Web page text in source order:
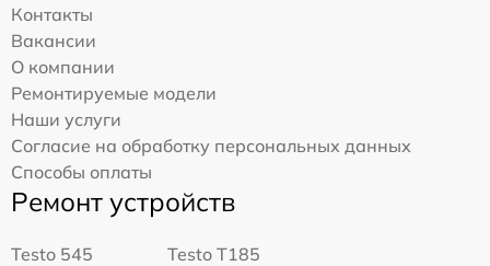
Контакты
Вакансии
О компании
Ремонтируемые модели
Наши услуги
Согласие на обработку персональных данных
Способы оплаты
Ремонт устройств
Testo 545
Testo T185